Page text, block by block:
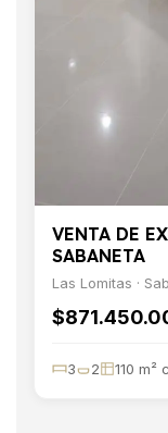
VENTA DE
SABANETA
Las Lomitas ·
3 2 110 m²